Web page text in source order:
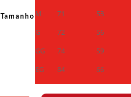
Tamanho M
71
53
G
72
56
GG
74
59
EG
84 66